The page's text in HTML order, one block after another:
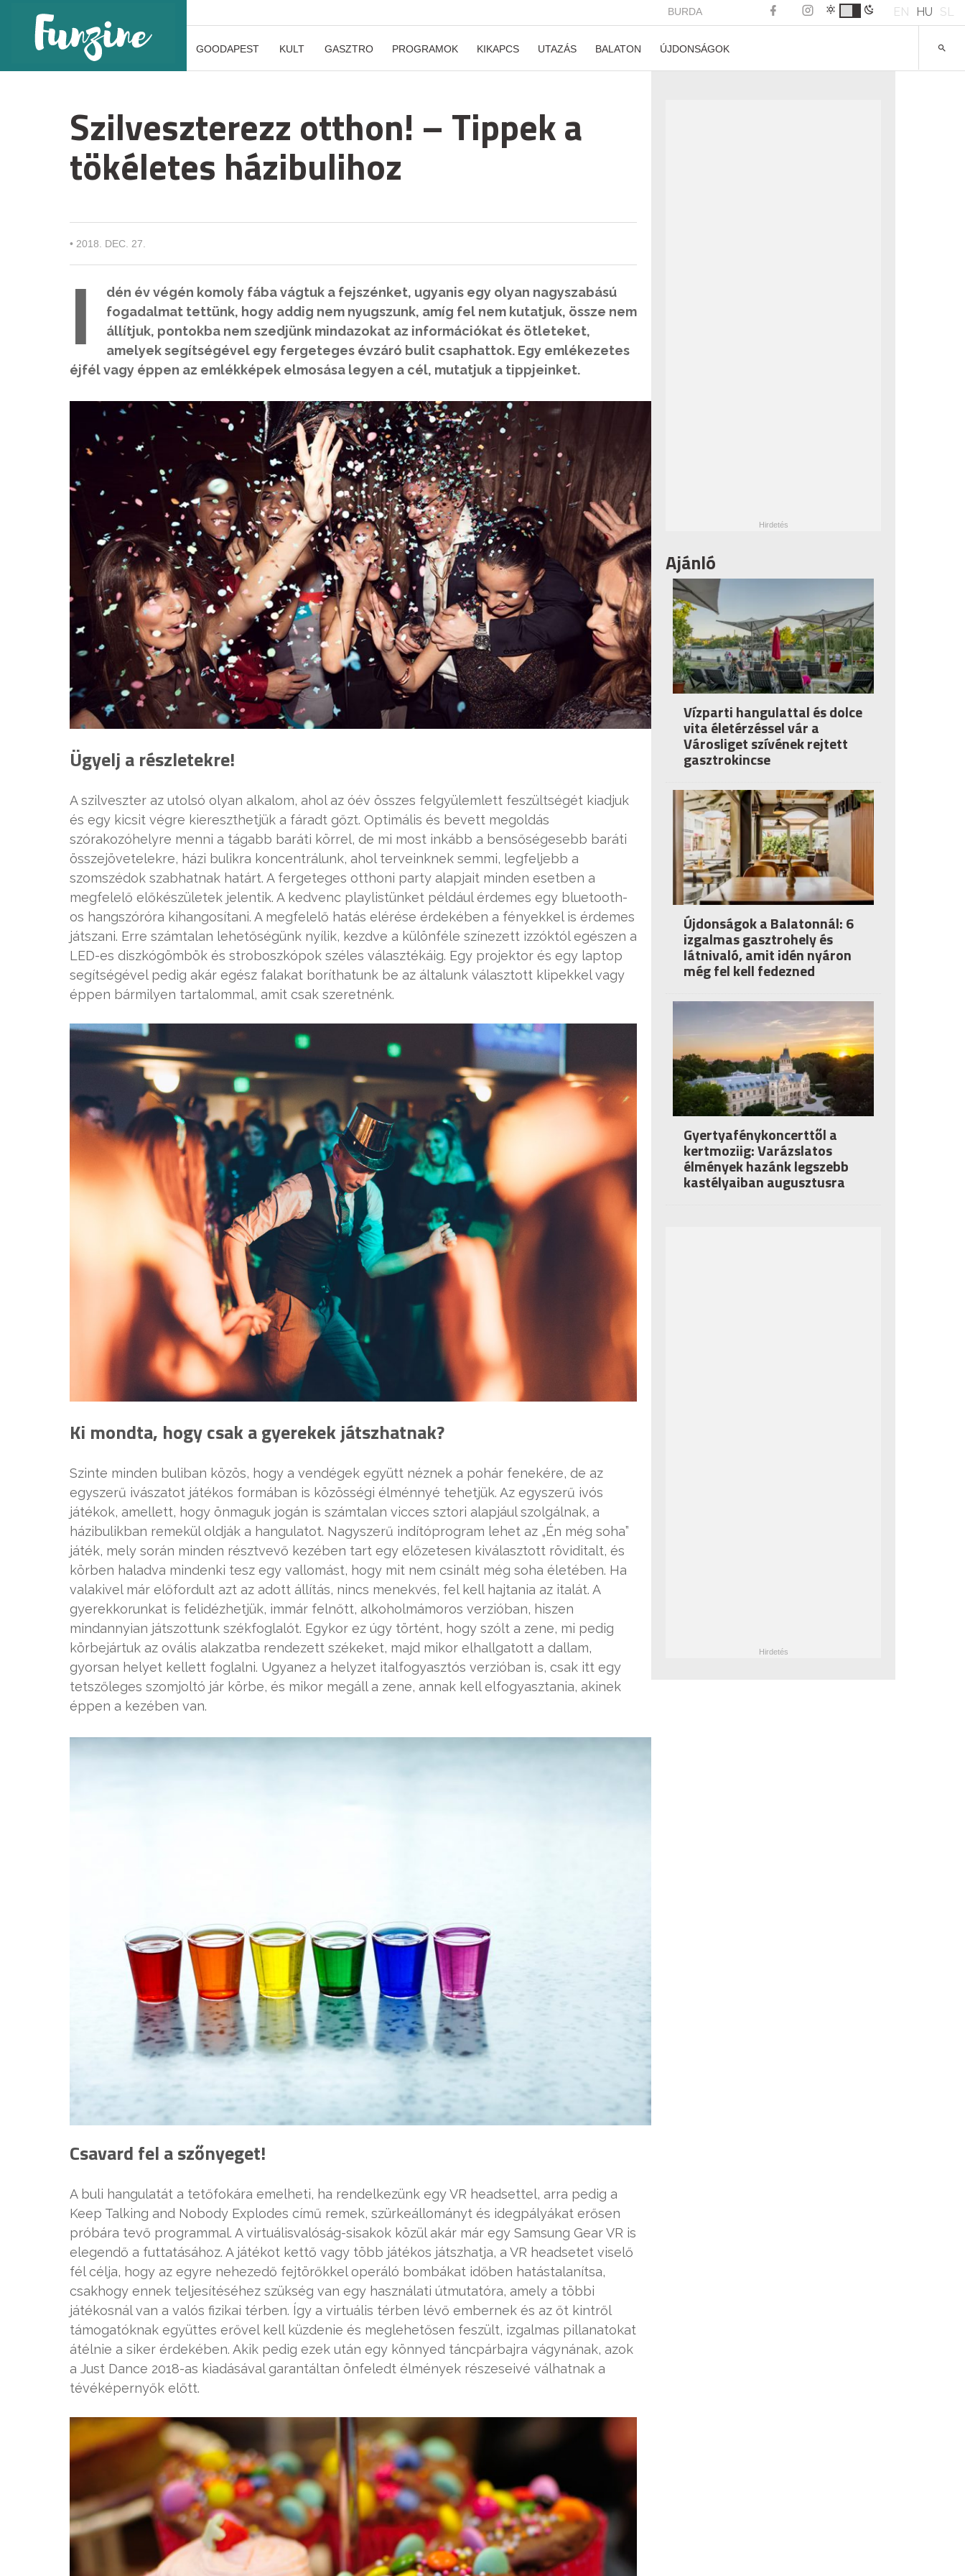
BURDA EN HU SL
GOODAPEST KULT GASZTRO PROGRAMOK KIKAPCS UTAZÁS BALATON ÚJDONSÁGOK
Szilveszterezz otthon! – Tippek a
tökéletes házibulihoz
• 2018. DEC. 27.
I
dén év végén komoly fába vágtuk a fejszénket, ugyanis egy olyan nagyszabású
fogadalmat tettünk, hogy addig nem nyugszunk, amíg fel nem kutatjuk, össze nem
állítjuk, pontokba nem szedjünk mindazokat az információkat és ötleteket,
amelyek segítségével egy fergeteges évzáró bulit csaphattok. Egy emlékezetes
éjfél vagy éppen az emlékképek elmosása legyen a cél, mutatjuk a tippjeinket.
Ügyelj a részletekre!
A szilveszter az utolsó olyan alkalom, ahol az óév összes felgyülemlett feszültségét kiadjuk
és egy kicsit végre kiereszthetjük a fáradt gőzt. Optimális és bevett megoldás
szórakozóhelyre menni a tágabb baráti körrel, de mi most inkább a bensőségesebb baráti
összejövetelekre, házi bulikra koncentrálunk, ahol terveinknek semmi, legfeljebb a
szomszédok szabhatnak határt. A fergeteges otthoni party alapjait minden esetben a
megfelelő előkészületek jelentik. A kedvenc playlistünket például érdemes egy bluetooth-
os hangszóróra kihangosítani. A megfelelő hatás elérése érdekében a fényekkel is érdemes
játszani. Erre számtalan lehetőségünk nyílik, kezdve a különféle színezett izzóktól egészen a
LED-es diszkógömbök és stroboszkópok széles választékáig. Egy projektor és egy laptop
segítségével pedig akár egész falakat boríthatunk be az általunk választott klipekkel vagy
éppen bármilyen tartalommal, amit csak szeretnénk.
Ki mondta, hogy csak a gyerekek játszhatnak?
Szinte minden buliban közös, hogy a vendégek együtt néznek a pohár fenekére, de az
egyszerű ivászatot játékos formában is közösségi élménnyé tehetjük. Az egyszerű ivós
játékok, amellett, hogy önmaguk jogán is számtalan vicces sztori alapjául szolgálnak, a
házibulikban remekül oldják a hangulatot. Nagyszerű indítóprogram lehet az „Én még soha”
játék, mely során minden résztvevő kezében tart egy előzetesen kiválasztott röviditalt, és
körben haladva mindenki tesz egy vallomást, hogy mit nem csinált még soha életében. Ha
valakivel már előfordult azt az adott állítás, nincs menekvés, fel kell hajtania az italát. A
gyerekkorunkat is felidézhetjük, immár felnőtt, alkoholmámoros verzióban, hiszen
mindannyian játszottunk székfoglalót. Egykor ez úgy történt, hogy szólt a zene, mi pedig
körbejártuk az ovális alakzatba rendezett székeket, majd mikor elhallgatott a dallam,
gyorsan helyet kellett foglalni. Ugyanez a helyzet italfogyasztós verzióban is, csak itt egy
tetszőleges szomjoltó jár körbe, és mikor megáll a zene, annak kell elfogyasztania, akinek
éppen a kezében van.
Csavard fel a szőnyeget!
A buli hangulatát a tetőfokára emelheti, ha rendelkezünk egy VR headsettel, arra pedig a
Keep Talking and Nobody Explodes című remek, szürkeállományt és idegpályákat erősen
próbára tevő programmal. A virtuálisvalóság-sisakok közül akár már egy Samsung Gear VR is
elegendő a futtatásához. A játékot kettő vagy több játékos játszhatja, a VR headsetet viselő
fél célja, hogy az egyre nehezedő fejtörőkkel operáló bombákat időben hatástalanítsa,
csakhogy ennek teljesítéséhez szükség van egy használati útmutatóra, amely a többi
játékosnál van a valós fizikai térben. Így a virtuális térben lévő embernek és az őt kintről
támogatóknak együttes erővel kell küzdenie és meglehetősen feszült, izgalmas pillanatokat
átélnie a siker érdekében. Akik pedig ezek után egy könnyed táncpárbajra vágynának, azok
a Just Dance 2018-as kiadásával garantáltan önfeledt élmények részeseivé válhatnak a
tévéképernyők előtt.
Ajánló
Vízparti hangulattal és dolce
vita életérzéssel vár a
Városliget szívének rejtett
gasztrokincse
Újdonságok a Balatonnál: 6
izgalmas gasztrohely és
látnivaló, amit idén nyáron
még fel kell fedezned
Gyertyafénykoncerttől a
kertmoziig: Varázslatos
élmények hazánk legszebb
kastélyaiban augusztusra